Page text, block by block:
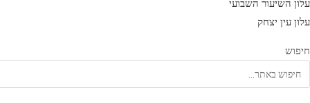
עלון השיעור השבועי
עלון עין יצחק
חיפוש